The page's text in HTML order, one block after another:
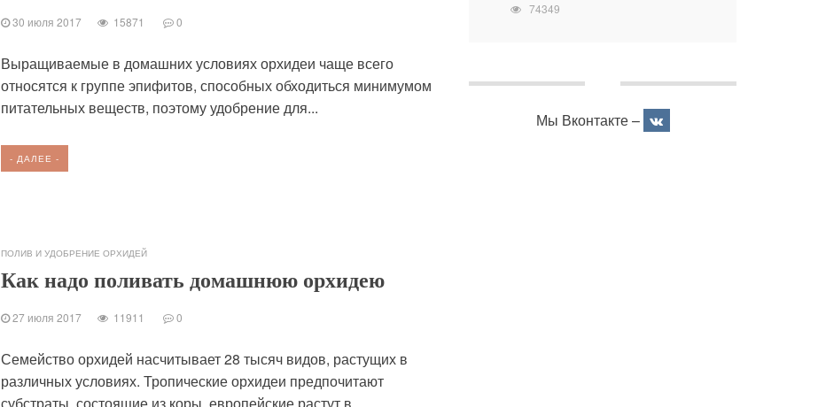
30 июля 2017 15871 0
Выращиваемые в домашних условиях орхидеи чаще всего
относятся к группе эпифитов, способных обходиться минимумом
питательных веществ, поэтому удобрение для...
- ДАЛЕЕ -
ПОЛИВ И УДОБРЕНИЕ ОРХИДЕЙ
Как надо поливать домашнюю орхидею
27 июля 2017 11911 0
Семейство орхидей насчитывает 28 тысяч видов, растущих в
различных условиях. Тропические орхидеи предпочитают
74349
Мы Вконтакте –